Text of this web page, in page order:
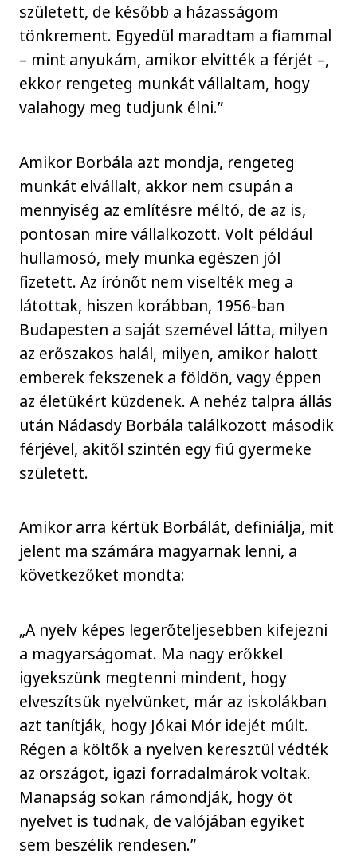
született, de később a házasságom
tönkrement. Egyedül maradtam a fiammal
– mint anyukám, amikor elvitték a férjét –,
ekkor rengeteg munkát vállaltam, hogy
valahogy meg tudjunk élni.”
Amikor Borbála azt mondja, rengeteg
munkát elvállalt, akkor nem csupán a
mennyiség az említésre méltó, de az is,
pontosan mire vállalkozott. Volt például
hullamosó, mely munka egészen jól
fizetett. Az írónőt nem viselték meg a
látottak, hiszen korábban, 1956-ban
Budapesten a saját szemével látta, milyen
az erőszakos halál, milyen, amikor halott
emberek fekszenek a földön, vagy éppen
az életükért küzdenek. A nehéz talpra állás
után Nádasdy Borbála találkozott második
férjével, akitől szintén egy fiú gyermeke
született.
Amikor arra kértük Borbálát, definiálja, mit
jelent ma számára magyarnak lenni, a
következőket mondta:
„A nyelv képes legerőteljesebben kifejezni
a magyarságomat. Ma nagy erőkkel
igyekszünk megtenni mindent, hogy
elveszítsük nyelvünket, már az iskolákban
azt tanítják, hogy Jókai Mór idejét múlt.
Régen a költők a nyelven keresztül védték
az országot, igazi forradalmárok voltak.
Manapság sokan rámondják, hogy öt
nyelvet is tudnak, de valójában egyiket
sem beszélik rendesen.”